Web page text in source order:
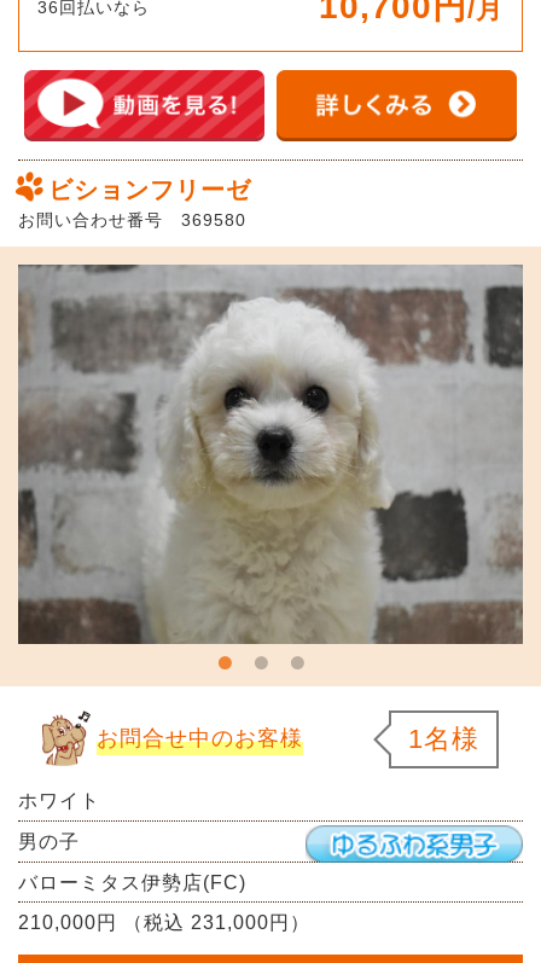
36回払いなら /月
ビションフリーゼ
お問い合わせ番号 369580
お問合せ中のお客様 1名様
ホワイト
男の子
バローミタス伊勢店(FC)
210,000円 （税込 231,000円）